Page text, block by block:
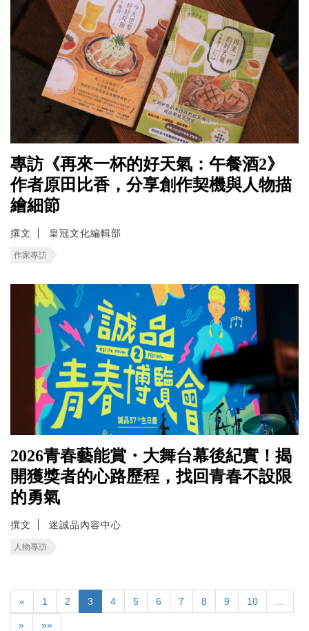
專訪《再來一杯的好天氣：午餐酒2》
作者原田比香，分享創作契機與人物描
繪細節
撰文 皇冠文化編輯部
作家專訪
2026青春藝能賞・大舞台幕後紀實！揭
開獲獎者的心路歷程，找回青春不設限
的勇氣
撰文 迷誠品內容中心
人物專訪
« 1 2 3 4 5 6 7 8 9 10
» »»